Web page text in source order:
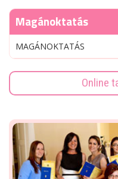
Magánoktatás
MAGÁNOKTATÁS
Online